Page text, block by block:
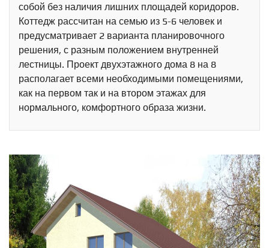
собой без наличия лишних площадей коридоров.
Коттедж рассчитан на семью из 5-6 человек и
предусматривает 2 варианта планировочного
решения, с разным положением внутренней
лестницы. Проект двухэтажного дома 8 на 8
располагает всеми необходимыми помещениями,
как на первом так и на втором этажах для
нормального, комфортного образа жизни.